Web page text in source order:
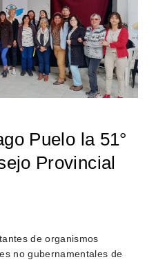
Puelo la 51°
Provincial
de organismos
no gubernamentales de